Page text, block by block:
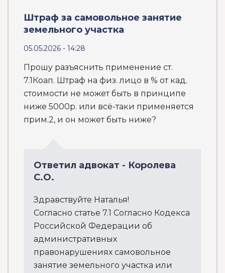
Штраф за самовольное занятие
земельного участка
05.05.2026 - 14:28
Прошу разъяснить применение ст.
7.1Коап. Штраф на физ. лицо в % от кад.
стоимости не может быть в принципе
ниже 5000р. или всё-таки применяется
прим.2, и он может быть ниже?
Ответил адвокат - Королева
С.О.
Здравствуйте Наталья!
Согласно статье 7.1 Согласно Кодекса
Российской Федерации об
административных
правонарушениях самовольное
занятие земельного участка или